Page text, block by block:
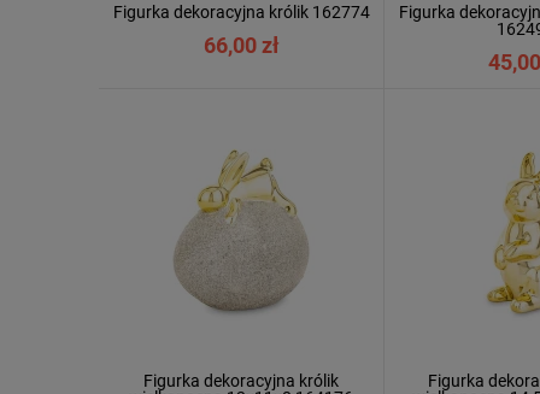
Figurka dekoracyjna królik 162774
66,00 zł
Figurka
Figurka dekoracyjna królik
Figurka